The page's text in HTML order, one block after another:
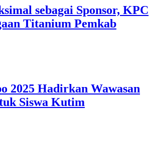
sebagai Sponsor, KPC
Titanium Pemkab
2025 Hadirkan Wawasan
Siswa Kutim